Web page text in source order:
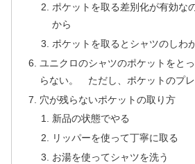
ポケットを取る差別化が有効な
から
ポケットを取るとシャツのしわ
ユニクロのシャツのポケットをと
らない。 ただし、ポケットのプ
穴が残らないポケットの取り方
新品の状態でやる
リッパーを使って丁寧に取る
お湯を使ってシャツを洗う